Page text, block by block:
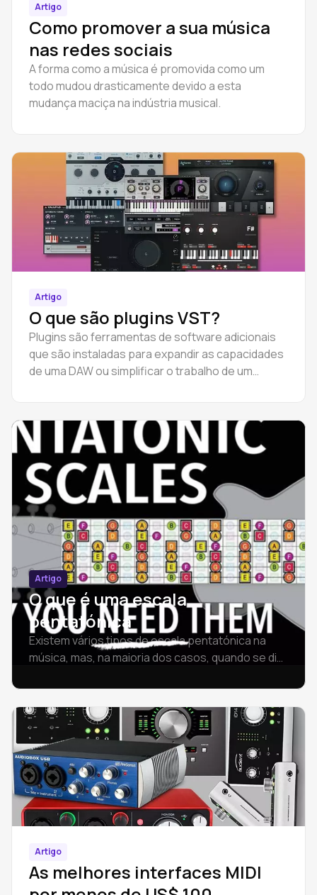
Artigo
Como promover a sua música
nas redes sociais
A forma como a música é promovida como um
todo mudou drasticamente devido a esta
mudança maciça na indústria musical.
Artigo
O que são plugins VST?
Plugins são ferramentas de software adicionais
que são instaladas para expandir as capacidades
de uma DAW ou simplificar o trabalho de um
Artigo
O que é uma escala
pentatónica
Existem vários tipos de escala pentatónica na
música, mas, na maioria dos casos, quando se diz
significado acima.
Artigo
As melhores interfaces MIDI